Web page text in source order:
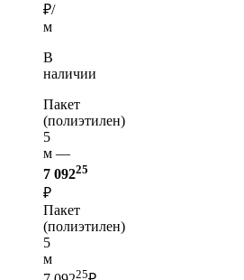
₽/
м
В
наличии
Пакет
(полиэтилен)
5
м —
7 09225
₽
Пакет
(полиэтилен)
5
м
25